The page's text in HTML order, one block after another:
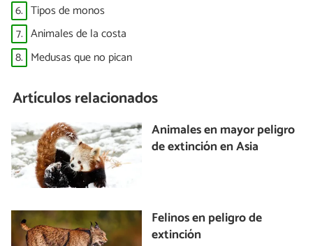
6. Tipos de monos
7. Animales de la costa
8. Medusas que no pican
Artículos relacionados
Animales en mayor peligro
de extinción en Asia
Felinos en peligro de
extinción